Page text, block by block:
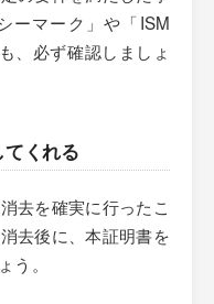
ーマーク」や「ISM
、必ず確認しましょ
くれる
去を確実に行ったこ
去後に、本証明書を
。